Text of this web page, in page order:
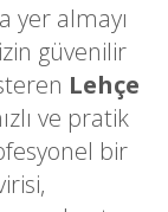
yer almayı
güvenilir
Lehçe
ve pratik
bir